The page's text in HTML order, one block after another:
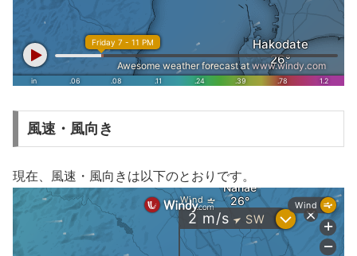
風速・風向き
現在、風速・風向きは以下のとおりです。